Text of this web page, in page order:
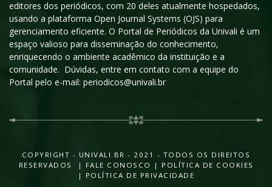
editores dos periódicos, com 20 deles atualmente hospedados,
usando a plataforma Open Journal Systems (OJS) para
gerenciamento eficiente. O Portal de Periódicos da Univali é um
espaço valioso para disseminação do conhecimento,
enriquecendo o ambiente acadêmico da instituição e a
comunidade. Dúvidas, entre em contato com a equipe do
Portal pelo e-mail: periodicos@univali.br
COPYRIGHT - UNIVALI.BR - 2021 - TODOS OS DIREITOS
RESERVADOS |
FALE CONOSCO | POLÍTICA DE COOKIES
| POLÍTICA DE PRIVACIDADE